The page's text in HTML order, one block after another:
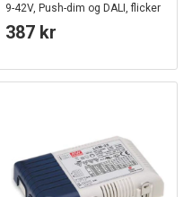
9-42V, Push-dim og DALI, flicker
free
387 kr